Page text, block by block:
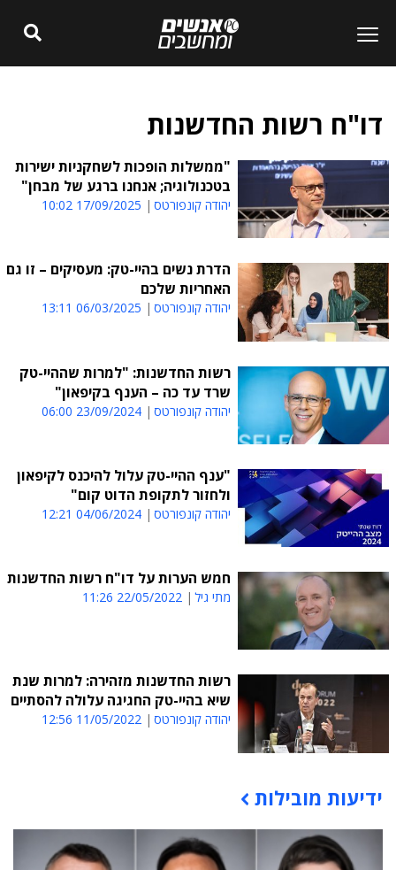
דו"ח רשות החדשנות
"ממשלות הופכות לשחקניות ישירות
בטכנולוגיה; אנחנו ברגע של מבחן"
יהודה קונפורטס 17/09/2025 10:02
הדרת נשים בהיי-טק: מעסיקים – זו גם
האחריות שלכם
יהודה קונפורטס 06/03/2025 13:11
רשות החדשנות: "למרות שההיי-טק
שרד עד כה – הענף בקיפאון"
יהודה קונפורטס 23/09/2024 06:00
"ענף ההיי-טק עלול להיכנס לקיפאון
ולחזור לתקופת הדוט קום"
יהודה קונפורטס 04/06/2024 12:21
חמש הערות על דו"ח רשות החדשנות
מתי גיל 22/05/2022 11:26
רשות החדשנות מזהירה: למרות שנת
שיא בהיי-טק החגיגה עלולה להסתיים
יהודה קונפורטס 11/05/2022 12:56
תוכן פרסומי
ידיעות מובילות